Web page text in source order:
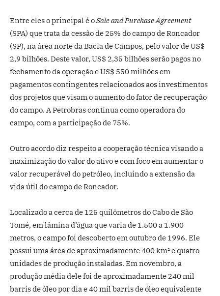
Entre eles o principal é oSale and Purchase Agreement
(SPA) que trata da cessão de 25% do campo de Roncador
(SP), na área norte da Bacia de Campos, pelo valor de US$
2,9 bilhões. Deste valor, US$ 2,35 bilhões serão pagos no
fechamento da operação e US$ 550 milhões em
pagamentos contingentes relacionados aos investimentos
dos projetos que visam o aumento do fator de recuperação
do campo. A Petrobras continua como operadora do
campo, com a participação de 75%.
Outro acordo diz respeito a cooperação técnica visando a
maximização do valor do ativo e com foco em aumentar o
valor recuperável do petróleo, incluindo a extensão da
vida útil do campo de Roncador.
Localizado a cerca de 125 quilômetros do Cabo de São
Tomé, em lâmina d’água que varia de 1.500 a 1.900
metros, o campo foi descoberto em outubro de 1996. Ele
possui uma área de aproximadamente 400 km² e quatro
unidades de produção instaladas. Em novembro, a
produção média dele foi de aproximadamente 240 mil
barris de óleo por dia e 40 mil barris de óleo equivalente